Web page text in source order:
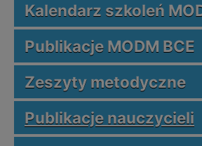
Kalendarz szkoleń
Publikacje MODM BCE
Zeszyty metodyczne
Publikacje nauczycieli